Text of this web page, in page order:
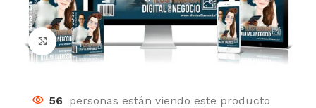
Click para agrandar
56 personas están viendo este producto